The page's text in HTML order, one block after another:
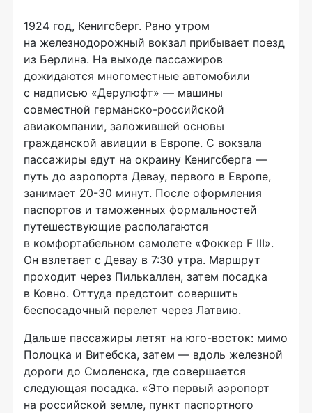
1924 год, Кенигсберг. Рано утром
на железнодорожный вокзал прибывает поезд
из Берлина. На выходе пассажиров
дожидаются многоместные автомобили
с надписью «Дерулюфт» — машины
совместной германско-российской
авиакомпании, заложившей основы
гражданской авиации в Европе. С вокзала
пассажиры едут на окраину Кенигсберга —
путь до аэропорта Девау, первого в Европе,
занимает 20-30 минут. После оформления
паспортов и таможенных формальностей
путешествующие располагаются
в комфортабельном самолете «Фоккер F III».
Он взлетает с Девау в 7:30 утра. Маршрут
проходит через Пилькаллен, затем посадка
в Ковно. Оттуда предстоит совершить
беспосадочный перелет через Латвию.
Дальше пассажиры летят на юго-восток: мимо
Полоцка и Витебска, затем — вдоль железной
дороги до Смоленска, где совершается
следующая посадка. «Это первый аэропорт
на российской земле, пункт паспортного